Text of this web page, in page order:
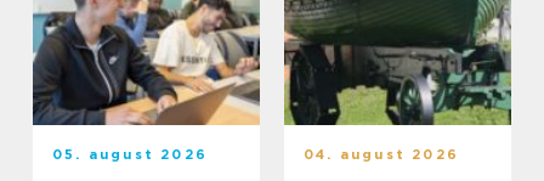
05. august 2026 04. august 2026